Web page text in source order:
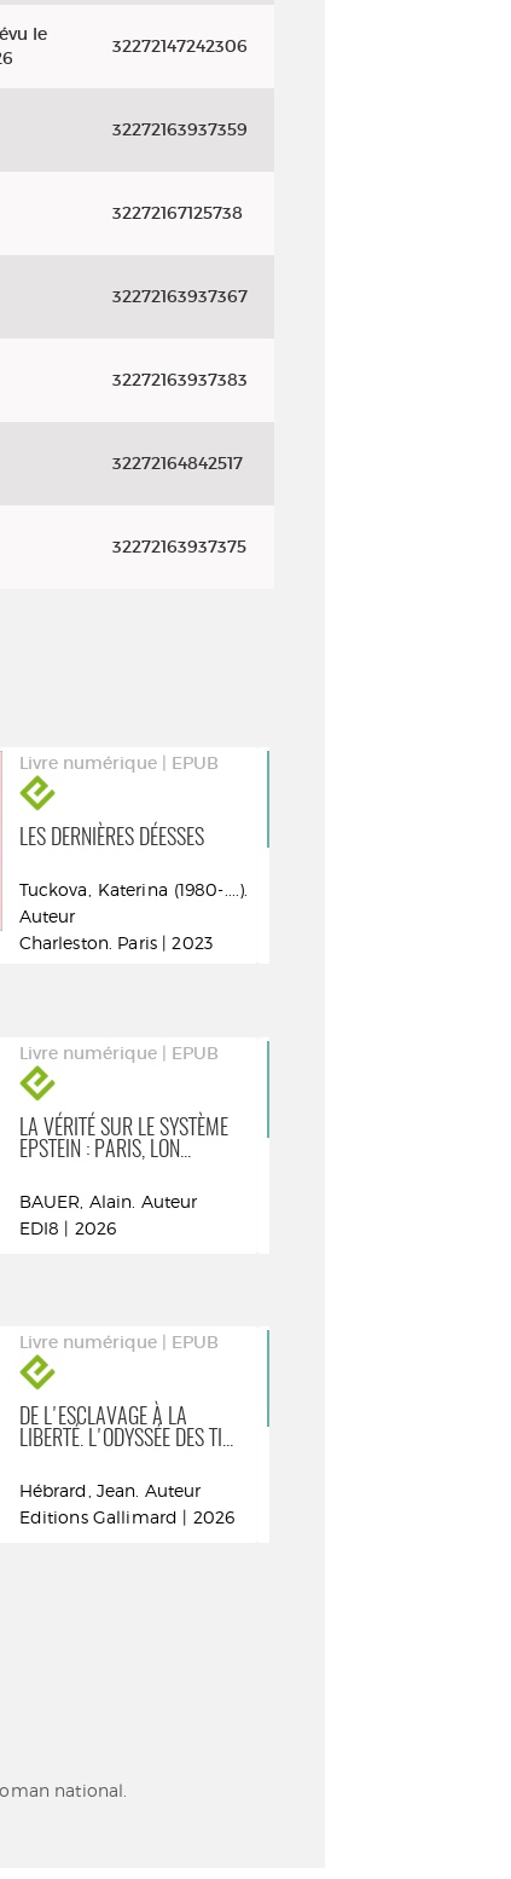
le
32272147242306
32272163937359
32272167125738
32272163937367
32272163937383
32272164842517
32272163937375
Livre numérique | EPUB
LES DERNIÈRES DÉESSES
Tuckova, Katerina (1980-....).
Auteur
Charleston. Paris | 2023
Livre numérique | EPUB
LA VÉRITÉ SUR LE SYSTÈME
EPSTEIN : PARIS, LON...
BAUER, Alain. Auteur
EDI8 | 2026
Livre numérique | EPUB
DE L'ESCLAVAGE À LA
LIBERTÉ. L'ODYSSÉE DES TI...
Hébrard, Jean. Auteur
Editions Gallimard | 2026
national.